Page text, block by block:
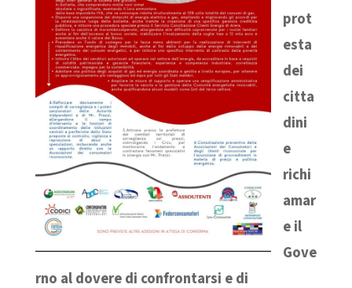
prot
esta
dei
citta
dini
e
richi
amar
e il
Gove
rno al dovere di confrontarsi e di